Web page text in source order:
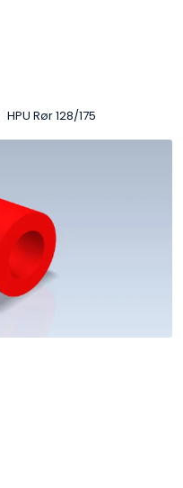
HPU Rør 128/175